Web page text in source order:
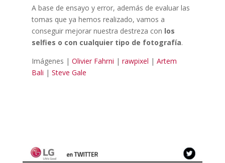
A base de ensayo y error, además de evaluar las
tomas que ya hemos realizado, vamos a
conseguir mejorar nuestra destreza con los
selfies o con cualquier tipo de fotografía.
Imágenes | Olivier Fahrni | rawpixel | Artem
Bali | Steve Gale